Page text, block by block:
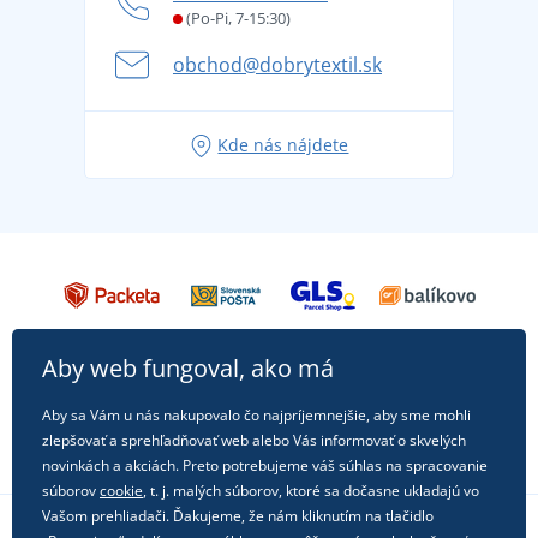
Letné dobrodružstvo sa začína balením alebo
pripravte sa na dovolenku bez starostí
Tipy na svieže outfity pre pohodové leto
(Po-Pi, 7-15:30)
obchod@dobrytextil.sk
Kde nás nájdete
Aby web fungoval, ako má
Aby sa Vám u nás nakupovalo čo najpríjemnejšie, aby sme mohli
zlepšovať a sprehľadňovať web alebo Vás informovať o skvelých
novinkách a akciách. Preto potrebujeme váš súhlas na spracovanie
súborovcookie, t. j. malých súborov, ktoré sa dočasne ukladajú vo
Vašom prehliadači. Ďakujeme, že nám kliknutím na tlačidlo